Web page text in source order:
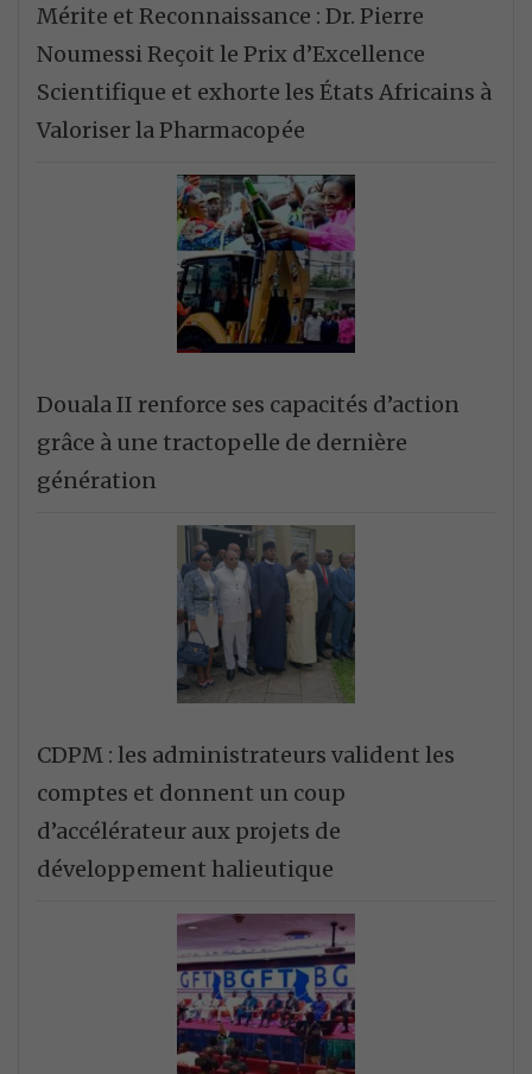
Mérite et Reconnaissance : Dr. Pierre
Noumessi Reçoit le Prix d’Excellence
Scientifique et exhorte les États Africains à
Valoriser la Pharmacopée
Douala II renforce ses capacités d’action
grâce à une tractopelle de dernière
génération
CDPM : les administrateurs valident les
comptes et donnent un coup
d’accélérateur aux projets de
développement halieutique